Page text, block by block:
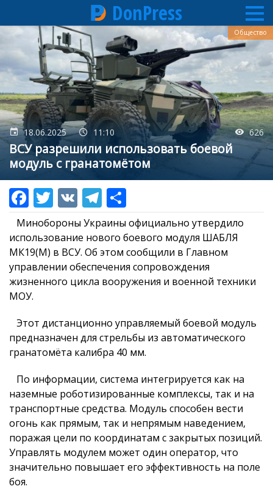
Перейти
основному
содержанию
DonPress
18.06.2025 11:10 626
ВСУ разрешили использовать боевой
модуль с гранатомётом
Общество
Минобороны Украины официально утвердило
использование нового боевого модуля ШАБЛЯ
МК19(М) в ВСУ. Об этом сообщили в Главном
управлении обеспечения сопровождения
жизненного цикла вооружения и военной техники
МОУ.
Этот дистанционно управляемый боевой модуль
предназначен для стрельбы из автоматического
гранатомёта калибра 40 мм.
По информации, система интегрируется как на
наземные роботизированные комплексы, так и на
транспортные средства. Модуль способен вести
огонь как прямым, так и непрямым наведением,
поражая цели по координатам с закрытых позиций.
Управлять модулем может один оператор, что
значительно повышает его эффективность на поле
боя.